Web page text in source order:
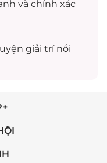
và chính xác
giải trínổi